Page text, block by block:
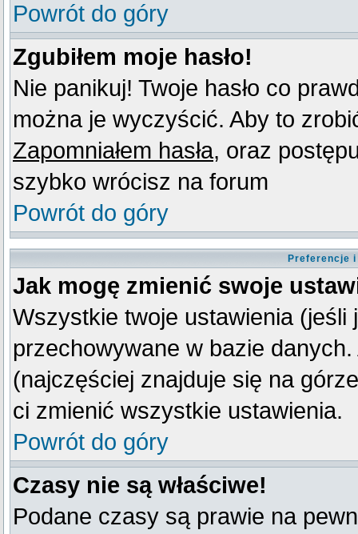
Powrót do góry
Zgubiłem moje hasło!
Nie panikuj! Twoje hasło co
można je wyczyścić. Aby to
Zapomniałem hasła, oraz
szybko wrócisz na forum
Powrót do góry
Preferencje
Jak mogę zmienić swoje
Wszystkie twoje ustawienia
przechowywane w bazie
(najczęściej znajduje się na
ci zmienić wszystkie ustawienia.
Powrót do góry
Czasy nie są właściwe!
Podane czasy są prawie na